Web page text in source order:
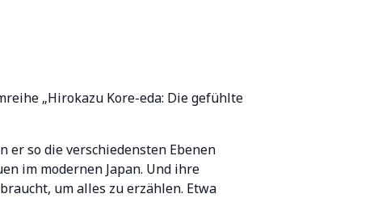
„Hirokazu Kore-eda: Die gefühlte
er so die verschiedensten Ebenen
im modernen Japan. Und ihre
um alles zu erzählen. Etwa